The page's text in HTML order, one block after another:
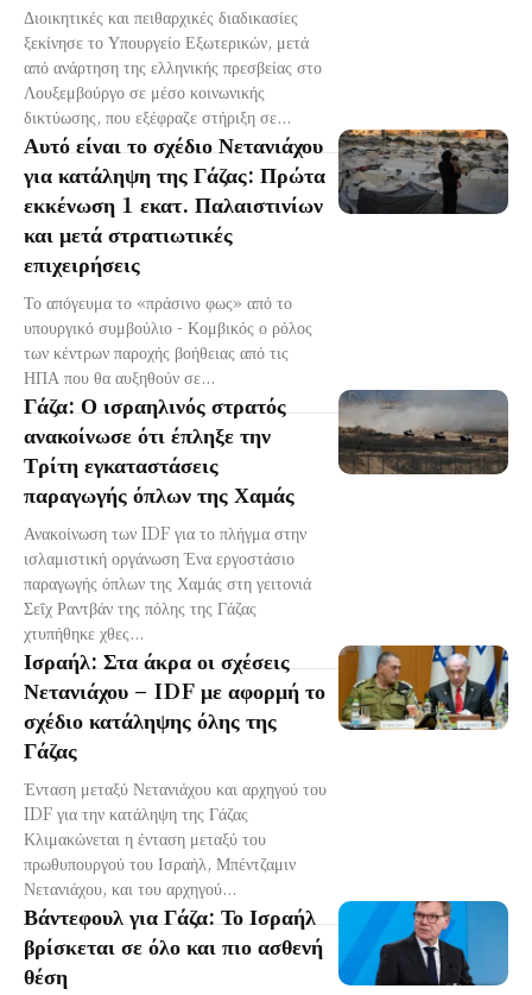
Διοικητικές και πειθαρχικές διαδικασίες
ξεκίνησε το Υπουργείο Εξωτερικών, μετά
από ανάρτηση της ελληνικής πρεσβείας στο
Λουξεμβούργο σε μέσο κοινωνικής
δικτύωσης, που εξέφραζε στήριξη σε...
Αυτό είναι το σχέδιο Νετανιάχου
για κατάληψη της Γάζας: Πρώτα
εκκένωση 1 εκατ. Παλαιστινίων
και μετά στρατιωτικές
επιχειρήσεις
Το απόγευμα το «πράσινο φως» από το
υπουργικό συμβούλιο - Κομβικός ο ρόλος
των κέντρων παροχής βοήθειας από τις
ΗΠΑ που θα αυξηθούν σε...
Γάζα: Ο ισραηλινός στρατός
ανακοίνωσε ότι έπληξε την
Τρίτη εγκαταστάσεις
παραγωγής όπλων της Χαμάς
Ανακοίνωση των IDF για το πλήγμα στην
ισλαμιστική οργάνωση Ένα εργοστάσιο
παραγωγής όπλων της Χαμάς στη γειτονιά
Σεΐχ Ραντβάν της πόλης της Γάζας
χτυπήθηκε χθες...
Ισραήλ: Στα άκρα οι σχέσεις
Νετανιάχου – IDF με αφορμή το
σχέδιο κατάληψης όλης της
Γάζας
Ένταση μεταξύ Νετανιάχου και αρχηγού του
IDF για την κατάληψη της Γάζας
Κλιμακώνεται η ένταση μεταξύ του
πρωθυπουργού του Ισραήλ, Μπέντζαμιν
Νετανιάχου, και του αρχηγού...
Βάντεφουλ για Γάζα: Το Ισραήλ
βρίσκεται σε όλο και πιο ασθενή
θέση